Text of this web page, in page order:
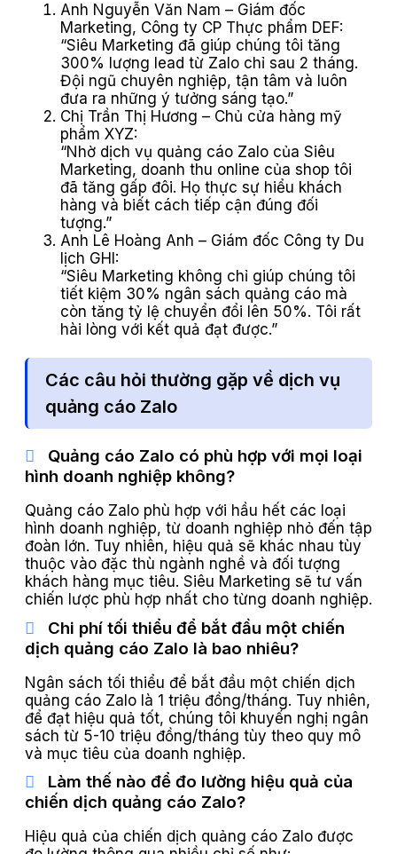
Anh Nguyễn Văn Nam – Giám đốc
Marketing, Công ty CP Thực phẩm DEF:
“Siêu Marketing đã giúp chúng tôi tăng
300% lượng lead từ Zalo chỉ sau 2 tháng.
Đội ngũ chuyên nghiệp, tận tâm và luôn
đưa ra những ý tưởng sáng tạo.”
Chị Trần Thị Hương – Chủ cửa hàng mỹ
phẩm XYZ:
“Nhờ dịch vụ quảng cáo Zalo của Siêu
Marketing, doanh thu online của shop tôi
đã tăng gấp đôi. Họ thực sự hiểu khách
hàng và biết cách tiếp cận đúng đối
tượng.”
Anh Lê Hoàng Anh – Giám đốc Công ty Du
lịch GHI:
“Siêu Marketing không chỉ giúp chúng tôi
tiết kiệm 30% ngân sách quảng cáo mà
còn tăng tỷ lệ chuyển đổi lên 50%. Tôi rất
hài lòng với kết quả đạt được.”
Các câu hỏi thường gặp về dịch vụ
quảng cáo Zalo
Quảng cáo Zalo có phù hợp với mọi loại
hình doanh nghiệp không?
Quảng cáo Zalo phù hợp với hầu hết các loại
hình doanh nghiệp, từ doanh nghiệp nhỏ đến tập
đoàn lớn. Tuy nhiên, hiệu quả sẽ khác nhau tùy
thuộc vào đặc thù ngành nghề và đối tượng
khách hàng mục tiêu. Siêu Marketing sẽ tư vấn
chiến lược phù hợp nhất cho từng doanh nghiệp.
Chi phí tối thiểu để bắt đầu một chiến
dịch quảng cáo Zalo là bao nhiêu?
Ngân sách tối thiểu để bắt đầu một chiến dịch
quảng cáo Zalo là 1 triệu đồng/tháng. Tuy nhiên,
để đạt hiệu quả tốt, chúng tôi khuyến nghị ngân
sách từ 5-10 triệu đồng/tháng tùy theo quy mô
và mục tiêu của doanh nghiệp.
Làm thế nào để đo lường hiệu quả của
chiến dịch quảng cáo Zalo?
Hiệu quả của chiến dịch quảng cáo Zalo được